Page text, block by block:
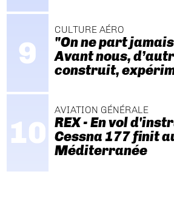
CULTURE AÉRO
"On ne part
Avant nous,
construit,
AVIATION GÉNÉRALE
REX - En vol
Cessna 177 finit
Méditerranée